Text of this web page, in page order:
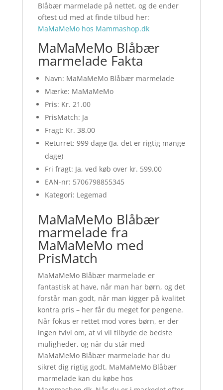
Blåbær marmelade på nettet, og de ender
oftest ud med at finde tilbud her:
MaMaMeMo hos Mammashop.dk
MaMaMeMo Blåbær
marmelade Fakta
Navn: MaMaMeMo Blåbær marmelade
Mærke: MaMaMeMo
Pris: Kr. 21.00
PrisMatch: Ja
Fragt: Kr. 38.00
Returret: 999 dage (Ja, det er rigtig mange
dage)
Fri fragt: Ja, ved køb over kr. 599.00
EAN-nr: 5706798855345
Kategori: Legemad
MaMaMeMo Blåbær
marmelade fra
MaMaMeMo med
PrisMatch
MaMaMeMo Blåbær marmelade er
fantastisk at have, når man har børn, og det
forstår man godt, når man kigger på kvalitet
kontra pris – her får du meget for pengene.
Når fokus er rettet mod vores børn, er der
ingen tvivl om, at vi vil tilbyde de bedste
muligheder, og når du står med
MaMaMeMo Blåbær marmelade har du
sikret dig rigtig godt. MaMaMeMo Blåbær
marmelade kan du købe hos